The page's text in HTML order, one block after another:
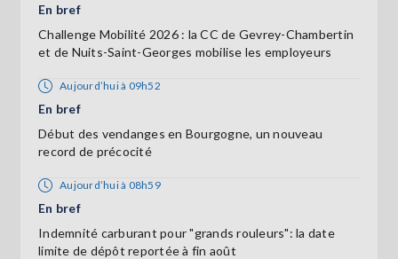
En bref
Challenge Mobilité 2026 : la CC de Gevrey-Chambertin
et de Nuits-Saint-Georges mobilise les employeurs
Aujourd’hui à 09h52
En bref
Début des vendanges en Bourgogne, un nouveau
record de précocité
Aujourd’hui à 08h59
En bref
Indemnité carburant pour "grands rouleurs": la date
limite de dépôt reportée à fin août